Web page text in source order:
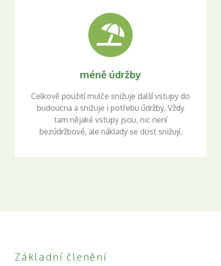
méně údržby
Celkově použití mulče snižuje další vstupy do
budoucna a snižuje i potřebu údržby. Vždy
tam nějaké vstupy jsou, nic není
bezúdržbové, ale náklady se dost snižují.
Základní členění